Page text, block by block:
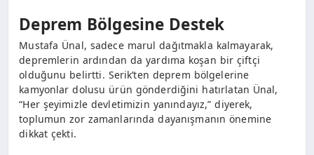
Deprem Bölgesine Destek
Mustafa Ünal, sadece marul dağıtmakla kalmayarak,
depremlerin ardından da yardıma koşan bir çiftçi
olduğunu belirtti. Serik’ten deprem bölgelerine
kamyonlar dolusu ürün gönderdiğini hatırlatan Ünal,
“Her şeyimizle devletimizin yanındayız,” diyerek,
toplumun zor zamanlarında dayanışmanın önemine
dikkat çekti.